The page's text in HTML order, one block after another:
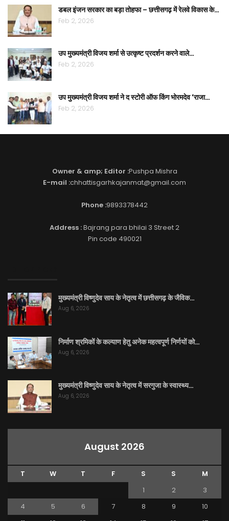
डबल इंजन सरकार का बड़ा तोहफा – छत्तीसगढ़ में रेलवे विकास के…
Feb 2, 2026
उप मुख्यमंत्री विजय शर्मा से उत्कृष्ट प्रदर्शन करने वाले…
Feb 2, 2026
उप मुख्यमंत्री विजय शर्मा ने द स्टोरी ऑफ किंग भोरमदेव ‘राजा…
Feb 2, 2026
Owner & amp; Editor :Pushpa Mishra
E-mail :chhattisgarhkajanmat@gmail.com
Phone :9893378442
Address :Bajrang para bhilai 3 Street 2
Pin code 490021
मुख्यमंत्री विष्णुदेव साय के नेतृत्व में छत्तीसगढ़ के जैविक…
Aug 6, 2026
निर्माण श्रमिकों के कल्याण हेतु अनेक महत्वपूर्ण निर्णयों को…
Aug 6, 2026
मुख्यमंत्री विष्णुदेव साय के नेतृत्व में सरगुजा के स्वास्थ्य…
Aug 6, 2026
August 2026
T W T F S S
M
1
2
3
4
5 6 7 8 9
10